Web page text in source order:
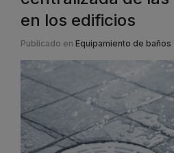
en los edificios
Publicado en Equipamiento de baños